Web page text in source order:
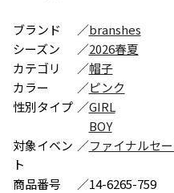
ブランド ／branshes
シーズン
／2026春夏
カテゴリ
／帽子
カラー
／ピンク
性別タイプ ／GIRL
BOY
対象イベン
ト
／ファイナルセ
商品番号 ／14-6265-759